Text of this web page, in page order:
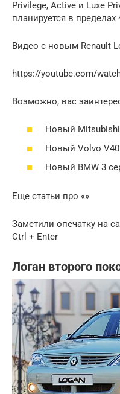
Privilege, Active и Luxe
планируется в пределах
Видео с новым Renault
https://youtube.com/
Возможно, вас
Новый Mitsubishi
Новый Volvo V40
Новый BMW 3
Еще статьи про «»
Заметили опечатку на
Ctrl + Enter
Логан второго